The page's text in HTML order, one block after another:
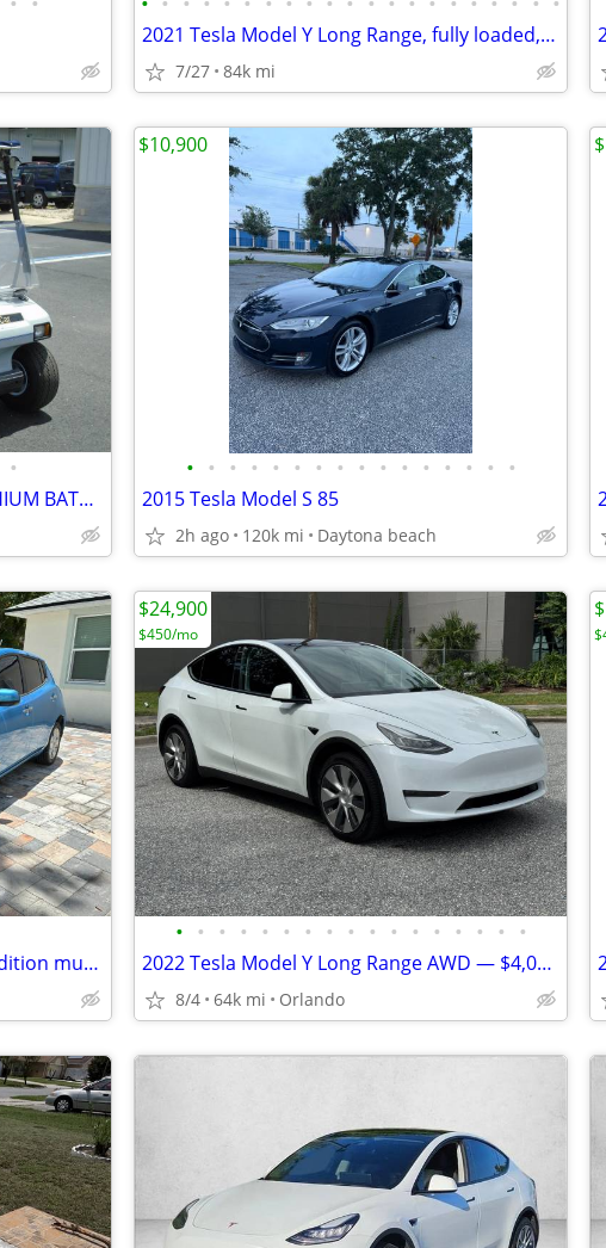
2021 Tesla Model Y Long Range, fully loaded, luxury performance, MINT!
7/27 84k mi
•
CLUB CAR, lots of extras, 51.2V LITHIUM BATTERY,4 passenger golf cart
• • • • • • • • • • • • • • • •
2015 Tesla Model S 85
2h ago 120k mi Daytona beach
$10,900
2013 Nissan leaf 72k in perfect condition must see
• • • • • • • • • • • • • • • • •
2022 Tesla Model Y Long Range AWD — $4,000 Down / Finance Available
8/4 64k mi Orlando
$24,900
$450/mo